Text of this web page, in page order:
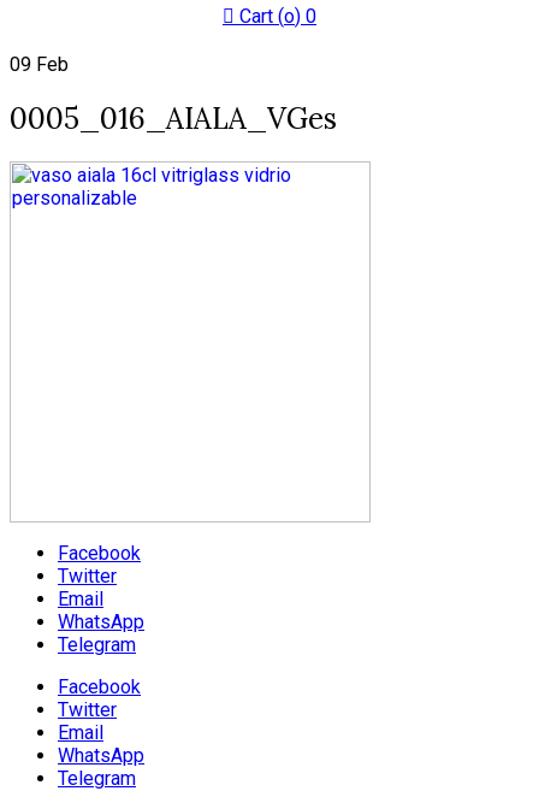
Cart (o) 0
09 Feb
0005_016_AIALA_VGes
Facebook
Twitter
Email
WhatsApp
Telegram
Facebook
Twitter
Email
WhatsApp
Telegram